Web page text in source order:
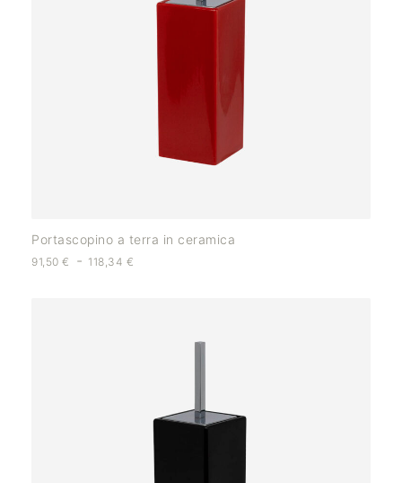
Portascopino a terra in ceramica
91,50 € - 118,34 €